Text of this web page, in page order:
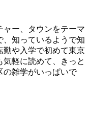
ャー、タウンをテーマ
、知っているようで知
勤や入学で初めて東京
軽に読めて、きっと
の雑学がいっぱいで